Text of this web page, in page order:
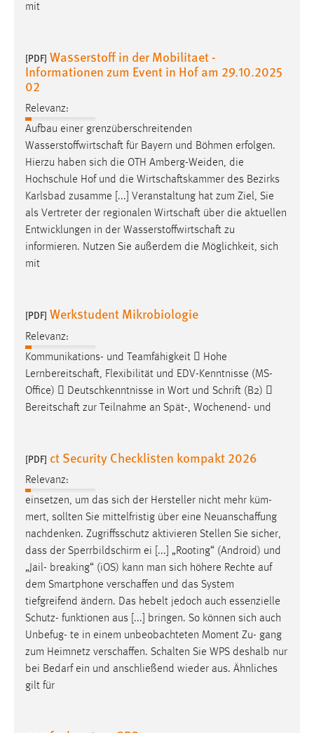
mit
[PDF] Wasserstoff in der Mobilitaet -
Informationen zum Event in Hof am 29.10.2025
02
Relevanz:
Aufbau einer grenzüberschreitenden
Wasserstoffwirtschaft für Bayern und Böhmen erfolgen.
Hierzu haben sich die OTH Amberg-Weiden, die
Hochschule Hof und die Wirtschaftskammer des Bezirks
Karlsbad zusamme [...] Veranstaltung hat zum Ziel, Sie
als Vertreter der regionalen Wirtschaft über die aktuellen
Entwicklungen in der Wasserstoffwirtschaft zu
informieren. Nutzen Sie außerdem die Möglichkeit, sich
mit
[PDF] Werkstudent Mikrobiologie
Relevanz:
Kommunikations- und Teamfähigkeit  Hohe
Lernbereitschaft, Flexibilität und EDV-Kenntnisse (MS-
Office)  Deutschkenntnisse in Wort und Schrift (B2) 
Bereitschaft zur Teilnahme an Spät-, Wochenend- und
[PDF] ct Security Checklisten kompakt 2026
Relevanz:
einsetzen, um das sich der Hersteller nicht mehr küm-
mert, sollten Sie mittelfristig über eine Neuanschaffung
nachdenken. Zugriffsschutz aktivieren Stellen Sie sicher,
dass der Sperrbildschirm ei [...] „Rooting“ (Android) und
„Jail- breaking“ (iOS) kann man sich höhere Rechte auf
dem Smartphone verschaffen und das System
tiefgreifend ändern. Das hebelt jedoch auch essenzielle
Schutz- funktionen aus [...] bringen. So können sich auch
Unbefug- te in einem unbeobachteten Moment Zu- gang
zum Heimnetz verschaffen. Schalten Sie WPS deshalb nur
bei Bedarf ein und anschließend wieder aus. Ähnliches
gilt für